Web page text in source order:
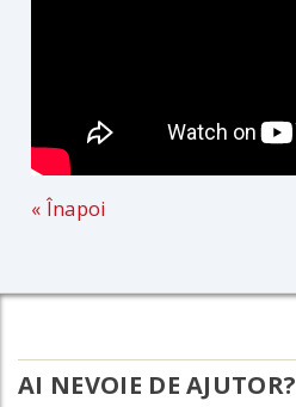
« Înapoi
AI NEVOIE DE AJUTOR?